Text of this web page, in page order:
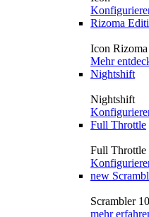
Rizoma
Icon Rizoma
Mehr
Nightshift
Nightshift
Full Throttle
Full Throttle
new
Scrambler
mehr